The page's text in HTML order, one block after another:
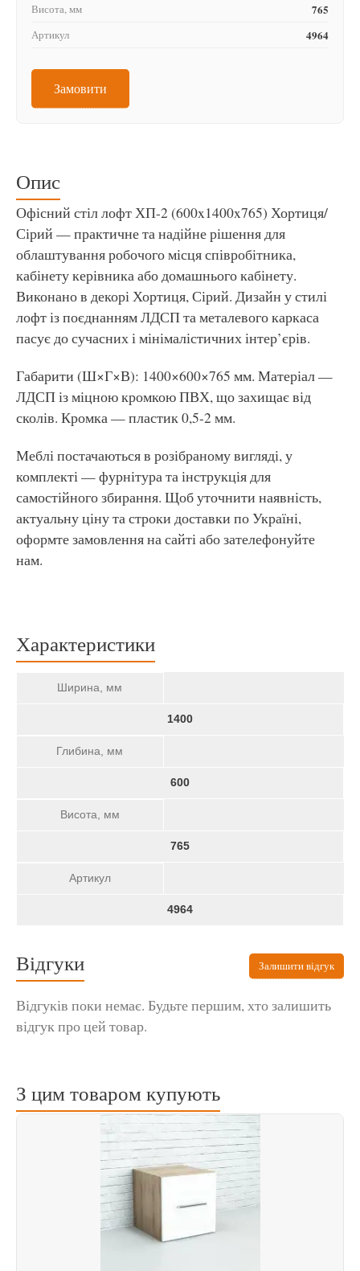
Висота, мм 765
Артикул 4964
Замовити
Опис
Офісний стіл лофт ХП-2 (600x1400x765) Хортиця/
Сірий — практичне та надійне рішення для
облаштування робочого місця співробітника,
кабінету керівника або домашнього кабінету.
Виконано в декорі Хортиця, Сірий. Дизайн у стилі
лофт із поєднанням ЛДСП та металевого каркаса
пасує до сучасних і мінімалістичних інтер’єрів.
Габарити (Ш×Г×В): 1400×600×765 мм. Матеріал —
ЛДСП із міцною кромкою ПВХ, що захищає від
сколів. Кромка — пластик 0,5-2 мм.
Меблі постачаються в розібраному вигляді, у
комплекті — фурнітура та інструкція для
самостійного збирання. Щоб уточнити наявність,
актуальну ціну та строки доставки по Україні,
оформте замовлення на сайті або зателефонуйте
нам.
Характеристики
Ширина, мм
1400
Глибина, мм
600
Висота, мм
765
Артикул
4964
Відгуки Залишити відгук
Відгуків поки немає. Будьте першим, хто залишить
відгук про цей товар.
З цим товаром купують